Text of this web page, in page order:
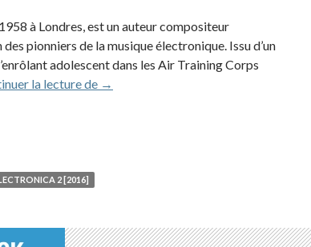
à Londres, est un auteur compositeur
pionniers de la musique électronique. Issu d’un
adolescent dans les Air Training Corps
la lecture de Gary Numan (2016)
→
2 [2016]